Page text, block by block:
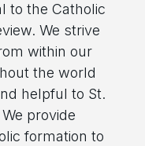
to the Catholic
We strive
within our
the world
helpful to St.
provide
formation to